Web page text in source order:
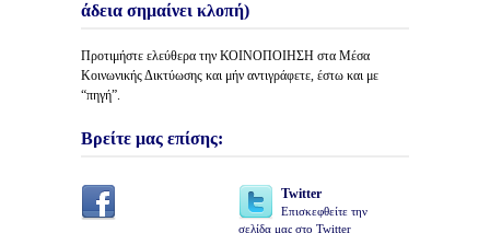
άδεια σημαίνει κλοπή)
Προτιμήστε ελεύθερα την ΚΟΙΝΟΠΟΙΗΣΗ στα Μέσα
Κοινωνικής Δικτύωσης και μήν αντιγράφετε, έστω και με
“πηγή”.
Βρείτε μας επίσης:
Twitter
Επισκεφθείτε την
σελίδα μας στο Twitter